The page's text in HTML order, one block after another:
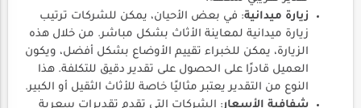
زيارة ميدانية: في بعض الأحيان، يمكن للشركات ترتيب
زيارة ميدانية لمعاينة الأثاث بشكل مباشر. من خلال هذه
الزيارة، يمكن للخبراء تقييم الأوضاع بشكل أفضل، ويكون
العميل قادرًا على الحصول على تقدير دقيق للتكلفة. هذا
النوع من التقدير يعتبر مثاليًا خاصة للأثاث الثقيل أو الكبير.
شفافية الأسعار: الشركات التي تقدم تقديرات سعرية